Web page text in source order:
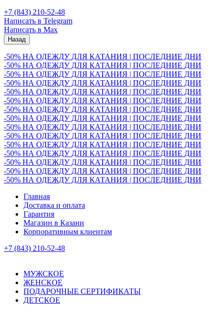
+7 (843) 210-52-48
Написать в Telegram
Написать в Max
Назад
-50% НА ОДЕЖДУ ДЛЯ КАТАНИЯ | ПОСЛЕДНИЕ ДНИ
-50% НА ОДЕЖДУ ДЛЯ КАТАНИЯ | ПОСЛЕДНИЕ ДНИ
-50% НА ОДЕЖДУ ДЛЯ КАТАНИЯ | ПОСЛЕДНИЕ ДНИ
-50% НА ОДЕЖДУ ДЛЯ КАТАНИЯ | ПОСЛЕДНИЕ ДНИ
-50% НА ОДЕЖДУ ДЛЯ КАТАНИЯ | ПОСЛЕДНИЕ ДНИ
-50% НА ОДЕЖДУ ДЛЯ КАТАНИЯ | ПОСЛЕДНИЕ ДНИ
-50% НА ОДЕЖДУ ДЛЯ КАТАНИЯ | ПОСЛЕДНИЕ ДНИ
-50% НА ОДЕЖДУ ДЛЯ КАТАНИЯ | ПОСЛЕДНИЕ ДНИ
-50% НА ОДЕЖДУ ДЛЯ КАТАНИЯ | ПОСЛЕДНИЕ ДНИ
-50% НА ОДЕЖДУ ДЛЯ КАТАНИЯ | ПОСЛЕДНИЕ ДНИ
-50% НА ОДЕЖДУ ДЛЯ КАТАНИЯ | ПОСЛЕДНИЕ ДНИ
-50% НА ОДЕЖДУ ДЛЯ КАТАНИЯ | ПОСЛЕДНИЕ ДНИ
-50% НА ОДЕЖДУ ДЛЯ КАТАНИЯ | ПОСЛЕДНИЕ ДНИ
-50% НА ОДЕЖДУ ДЛЯ КАТАНИЯ | ПОСЛЕДНИЕ ДНИ
-50% НА ОДЕЖДУ ДЛЯ КАТАНИЯ | ПОСЛЕДНИЕ ДНИ
Главная
Доставка и оплата
Гарантия
Магазин в Казани
Корпоративным клиентам
+7 (843) 210-52-48
МУЖСКОЕ
ЖЕНСКОЕ
ПОДАРОЧНЫЕ СЕРТИФИКАТЫ
ДЕТСКОЕ